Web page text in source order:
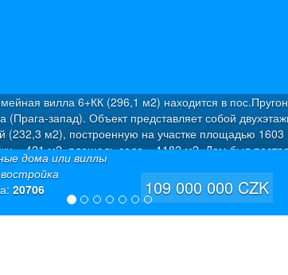
дома или виллы
20706
вилла 6+КК (296,1 м2) находится в
(Прага-запад). Объект представляет собой
(232,3 м2), построенную на участке площадью
– 421 м2, площадь сада – 1182 м2. Дом был
разработанному профессиональными
вдоль северной стороны участка позволило
территорию и вывести на первый план
сад. 1-ый этаж: холл, кабинет, живописный
109 000 000 CZK